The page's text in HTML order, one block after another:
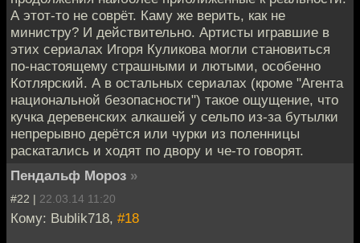
А этот-то не соврёт. Каму же верить, как не
министру? И действительно. Артисты игравшие в
этих сериалах Игоря Куликова могли становиться
по-настоящему страшными и лютыми, особенно
Котлярский. А в остальных сериалах (кроме "Агента
национальной безопасности") такое ощущение, что
кучка деревенских алкашей у сельпо из-за бутылки
непрерывно дерётся или чурки из поленницы
раскатались и ходят по двору и че-то говорят.
Пендальф Мороз »
#22 | 22.03.14 11:20
Кому: Bublik718, #18